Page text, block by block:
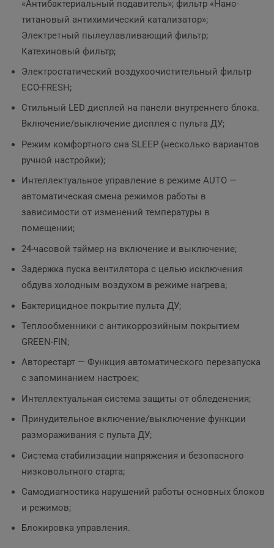
«Антибактериальный подавитель»; фильтр «Нано-
титановый антихимический катализатор»;
Электретный пылеулавливающий фильтр;
Катехиновый фильтр;
Электростатический воздухоочистительный фильтр
ЕСО-FRESH;
Стильный LED дисплей на панели внутреннего блока.
Включение/выключение дисплея с пульта ДУ;
Режим комфортного сна SLЕЕР (несколько вариантов
ручной настройки);
Интеллектуальное управление в режиме AUTO —
автоматическая смена режимов работы в
зависимости от изменений температуры в
помещении;
24-часовой таймер на включение и выключение;
Задержка пуска вентилятора с целью исключения
обдува холодным воздухом в режиме нагрева;
Бактерицидное покрытие пульта ДУ;
Теплообменники с антикоррозийным покрытием
GREEN-FIN;
Авторестарт — Функция автоматического перезапуска
с запоминанием настроек;
Интеллектуальная система защиты от обледенения;
Принудительное включение/выключение функции
размораживания с пульта ДУ;
Система стабилизации напряжения и безопасного
низковольтного старта;
Самодиагностика нарушений работы основных блоков
и режимов;
Блокировка управления.